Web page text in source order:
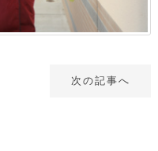
次の記事へ